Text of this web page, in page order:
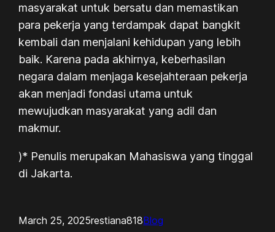
masyarakat untuk bersatu dan memastikan
para pekerja yang terdampak dapat bangkit
kembali dan menjalani kehidupan yang lebih
baik. Karena pada akhirnya, keberhasilan
negara dalam menjaga kesejahteraan pekerja
akan menjadi fondasi utama untuk
mewujudkan masyarakat yang adil dan
makmur.
)* Penulis merupakan Mahasiswa yang tinggal
di Jakarta.
March 25, 2025restiana818Blog